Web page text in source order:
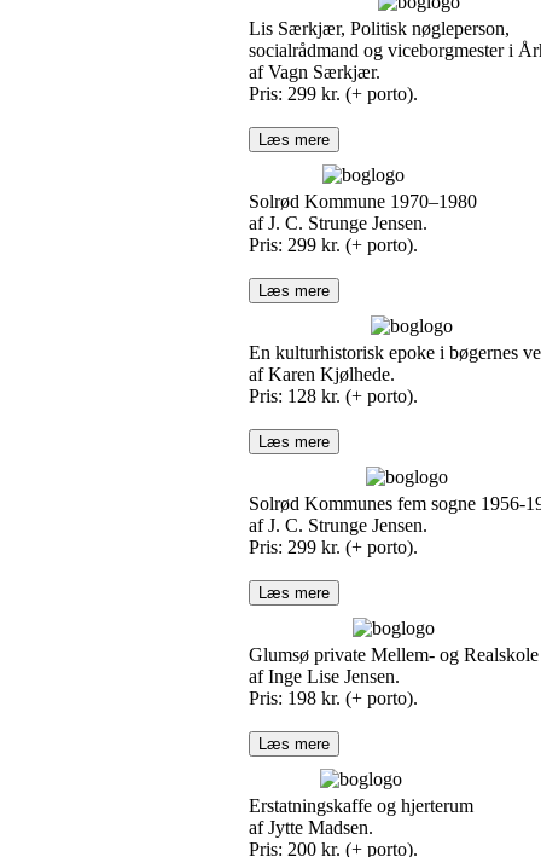
Lis Særkjær, Politisk nøgleperson,
socialrådmand og viceborgmester i
af Vagn Særkjær.
Pris: 299 kr. (+ porto).
Læs mere
Solrød Kommune 1970–1980
af J. C. Strunge Jensen.
Pris: 299 kr. (+ porto).
Læs mere
En kulturhistorisk epoke i bøgernes
af Karen Kjølhede.
Pris: 128 kr. (+ porto).
Læs mere
Solrød Kommunes fem sogne 1956-
af J. C. Strunge Jensen.
Pris: 299 kr. (+ porto).
Læs mere
Glumsø private Mellem- og Realskole
af Inge Lise Jensen.
Pris: 198 kr. (+ porto).
Læs mere
Erstatningskaffe og hjerterum
af Jytte Madsen.
Pris: 200 kr. (+ porto).